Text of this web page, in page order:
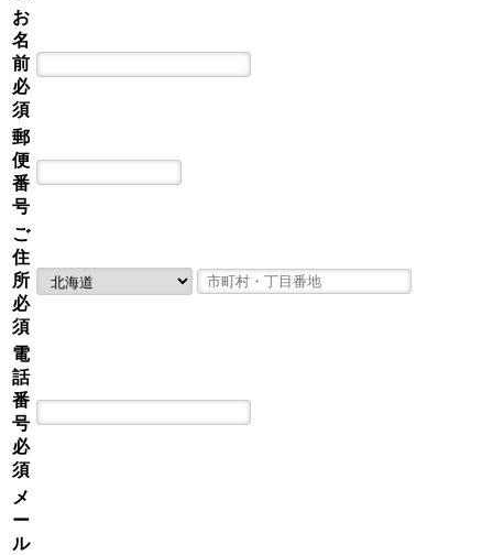
お
名
前
必
須
郵
便
番
号
ご
住
所
必
須
電
話
番
号
必
須
メ
ー
ル